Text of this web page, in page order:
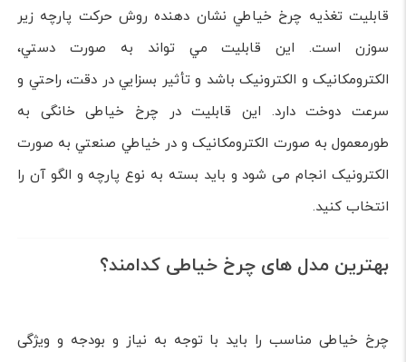
قابلیت تغذیه چرخ خياطي نشان دهنده روش حرکت پارچه زیر
سوزن است. این قابلیت مي تواند به صورت دستي،
الکترومکانيک و الکترونيک باشد و تأثير بسزایي در دقت، راحتي و
سرعت دوخت دارد. این قابلیت در چرخ خیاطی خانگی به
طورمعمول به صورت الکترومکانيک و در خياطي صنعتي به صورت
الکترونيک انجام می شود و باید بسته به نوع پارچه و الگو آن را
انتخاب کنید.
بهترین مدل های چرخ خیاطی کدامند؟
چرخ خیاطی مناسب را باید با توجه به نیاز و بودجه و ویژگی